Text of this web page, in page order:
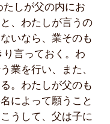
しが父の内にお
、わたしが言うの
いなら、業そのも
言っておく。わ
業を行い、また、
。わたしが父のも
によって願うこと
うして、父は子に